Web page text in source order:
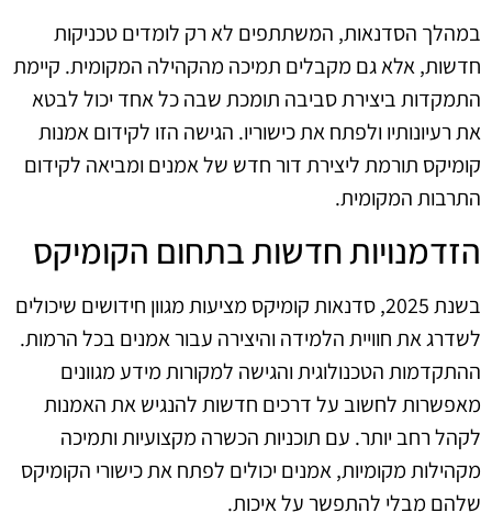
במהלך הסדנאות, המשתתפים לא רק לומדים טכניקות
חדשות, אלא גם מקבלים תמיכה מהקהילה המקומית. קיימת
התמקדות ביצירת סביבה תומכת שבה כל אחד יכול לבטא
את רעיונותיו ולפתח את כישוריו. הגישה הזו לקידום אמנות
קומיקס תורמת ליצירת דור חדש של אמנים ומביאה לקידום
התרבות המקומית.
הזדמנויות חדשות בתחום הקומיקס
בשנת 2025, סדנאות קומיקס מציעות מגוון חידושים שיכולים
לשדרג את חוויית הלמידה והיצירה עבור אמנים בכל הרמות.
ההתקדמות הטכנולוגית והגישה למקורות מידע מגוונים
מאפשרות לחשוב על דרכים חדשות להנגיש את האמנות
לקהל רחב יותר. עם תוכניות הכשרה מקצועיות ותמיכה
מקהילות מקומיות, אמנים יכולים לפתח את כישורי הקומיקס
שלהם מבלי להתפשר על איכות.